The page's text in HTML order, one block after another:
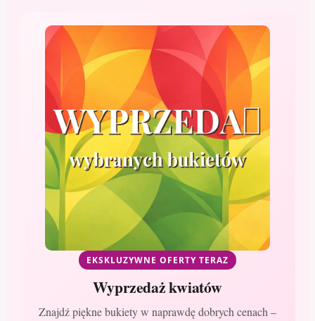
EKSKLUZYWNE OFERTY TERAZ
Wyprzedaż kwiatów
Znajdź piękne bukiety w naprawdę dobrych cenach –